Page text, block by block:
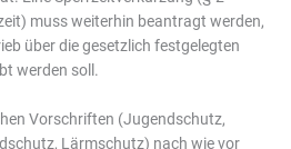
muss weiterhin beantragt werden,
über die gesetzlich festgelegten
werden soll.
Vorschriften (Jugendschutz,
Lärmschutz) nach wie vor